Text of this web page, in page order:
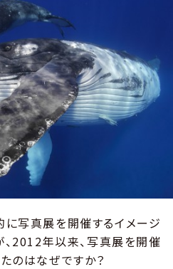
に写真展を開催するイメージ
2012年以来、写真展を開催
のはなぜですか？